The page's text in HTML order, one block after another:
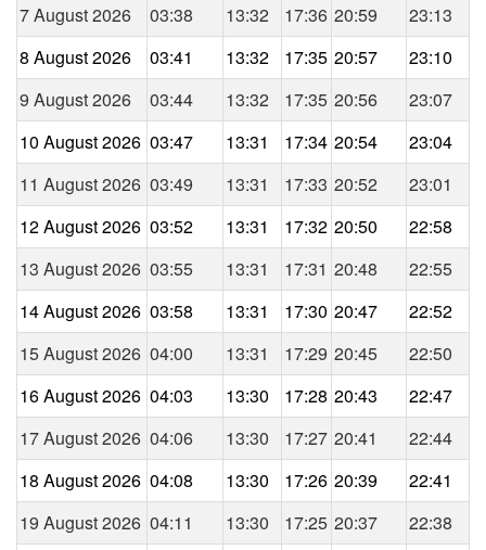
7 August 2026
03:38 13:32 17:36 20:59
23:13
8 August 2026
03:41 13:32 17:35 20:57
23:10
9 August 2026
03:44 13:32 17:35 20:56
23:07
10 August 2026 03:47 13:31 17:34 20:54
23:04
11 August 2026 03:49 13:31 17:33 20:52
23:01
12 August 2026 03:52 13:31 17:32 20:50
22:58
13 August 2026 03:55 13:31 17:31 20:48
22:55
14 August 2026 03:58 13:31 17:30 20:47
22:52
15 August 2026 04:00 13:31 17:29 20:45
22:50
16 August 2026 04:03 13:30 17:28 20:43
22:47
17 August 2026 04:06 13:30 17:27 20:41
22:44
18 August 2026 04:08 13:30 17:26 20:39
22:41
19 August 2026 04:11 13:30 17:25 20:37
22:38